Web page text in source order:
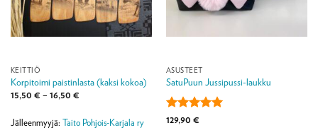
KEITTIÖ
Korpitoimi paistinlasta (kaksi kokoa)
15,50 € – 16,50 €Hintaluokka:
16,50 €
Jälleenmyyjä: Taito Pohjois-Karjala ry
ASUSTEET
SatuPuun Jussipussi-laukku
Arvostelu
129,90 €